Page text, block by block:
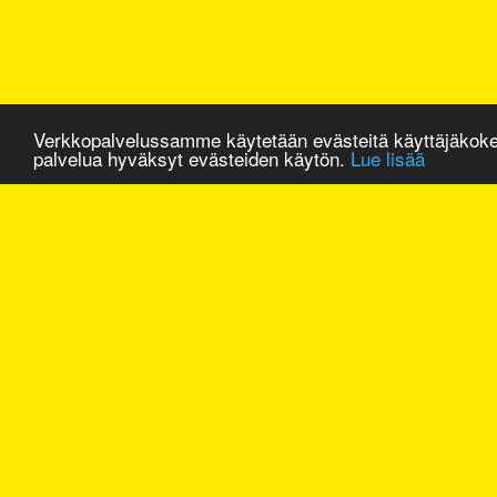
Verkkopalvelussamme käytetään evästeitä
palvelua hyväksyt evästeiden käytön. Lue lisää